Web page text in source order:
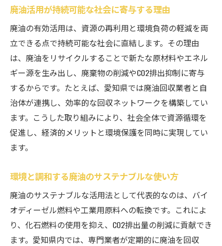
廃油活用が持続可能な社会に寄与する理由
廃油の有効活用は、資源の再利用と環境負荷の軽減を両
立できる点で持続可能な社会に直結します。その理由
は、廃油をリサイクルすることで新たな原材料やエネル
ギー源を生み出し、廃棄物の削減やCO2排出抑制に寄与
するからです。たとえば、愛知県では廃油回収業者と自
治体が連携し、効率的な回収ネットワークを構築してい
ます。こうした取り組みにより、社会全体で資源循環を
促進し、経済的メリットと環境保護を同時に実現してい
ます。
環境と調和する廃油のサステナブルな使い方
廃油のサステナブルな活用法として代表的なのは、バイ
オディーゼル燃料や工業用原料への転換です。これによ
り、化石燃料の使用を抑え、CO2排出量の削減に貢献でき
ます。愛知県内では、専門業者が定期的に廃油を回収